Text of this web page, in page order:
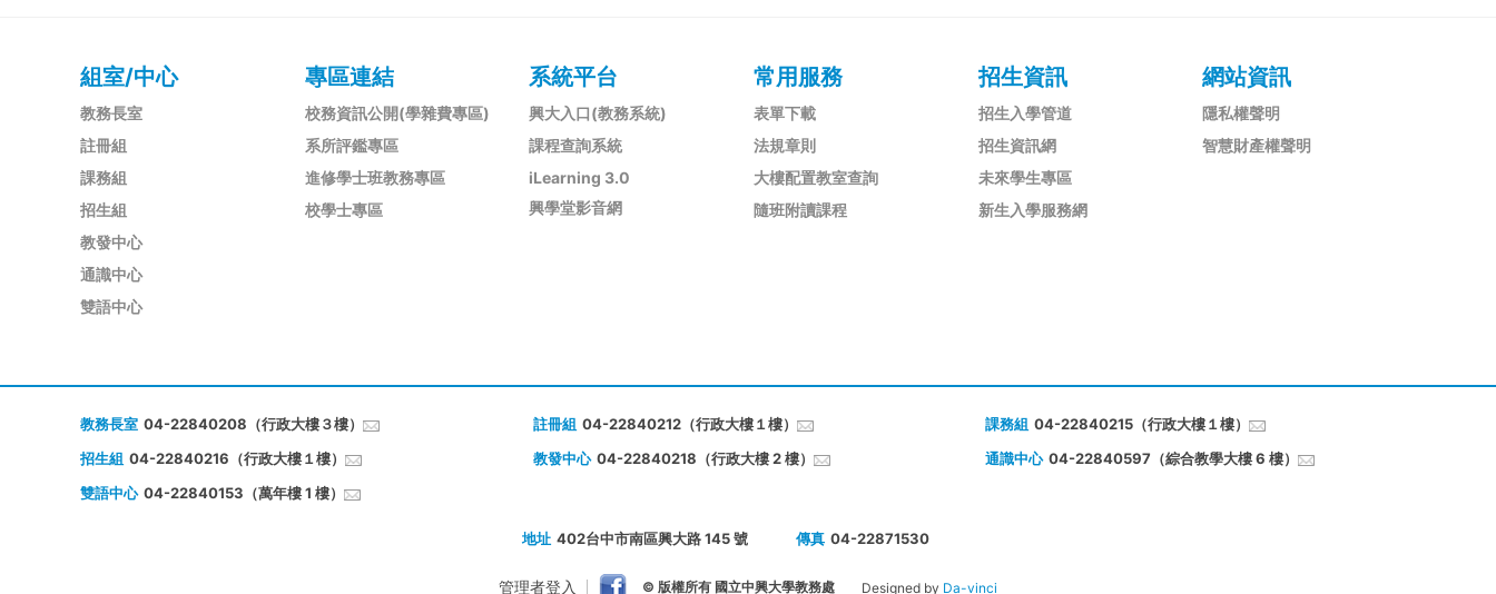
組室/中心
教務長室
註冊組
課務組
招生組
教發中心
通識中心
雙語中心
專區連結
校務資訊公開(學雜費專區)
系所評鑑專區
進修學士班教務專區
校學士專區
系統平台
興大入口(教務系統)
課程查詢系統
iLearning 3.0
興學堂影音網
常用服務
表單下載
法規章則
大樓配置教室查詢
隨班附讀課程
招生資訊
招生入學管道
招生資訊網
未來學生專區
新生入學服務網
網站資訊
隱私權聲明
智慧財產權聲明
教務長室 04-22840208（行政大樓３樓） 註冊組 04-22840212（行政大樓１樓） 課務組 04-22840215（行政大樓１樓）
招生組 04-22840216（行政大樓１樓） 教發中心 04-22840218（行政大樓 2 樓） 通識中心 04-22840597（綜合教學大樓 6 樓）
雙語中心 04-22840153（萬年樓 1 樓）
地址 402台中市南區興大路 145 號 傳真 04-22871530
管理者登入 © 版權所有 國立中興大學教務處 Designed by Da-vinci